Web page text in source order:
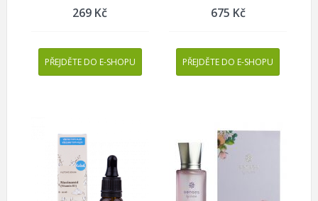
269 Kč
PŘEJDĚTE DO E-SHOPU
675 Kč
PŘEJDĚTE DO E-SHOPU